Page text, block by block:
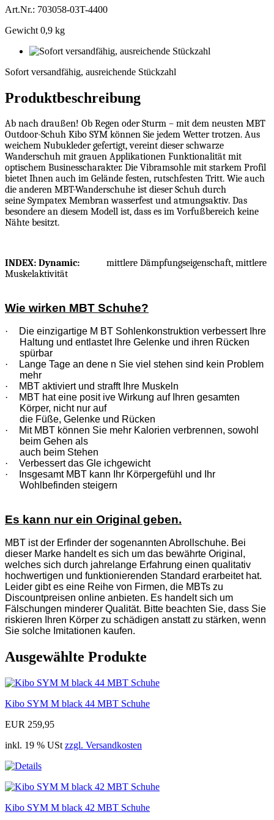
Art.Nr.: 703058-03T-4400
Gewicht 0,9 kg
Sofort versandfähig, ausreichende Stückzahl
Produktbeschreibung
Ab nach draußen! Ob Regen oder Sturm – mit dem neusten MBT
Outdoor-Schuh Kibo SYM können Sie jedem Wetter trotzen. Aus
weichem Nubukleder gefertigt, vereint dieser schwarze
Wanderschuh mit grauen Applikationen Funktionalität mit
optischem Businesscharakter. Die Vibramsohle mit starkem Profil
bietet Ihnen auch im Gelände festen, rutschfesten Tritt. Wie auch
die anderen MBT-Wanderschuhe ist dieser Schuh durch
seine Sympatex Membran wasserfest und atmungsaktiv. Das
besondere an diesem Modell ist, dass es im Vorfußbereich keine
Nähte besitzt.
INDEX: Dynamic:
mittlere Dämpfungseigenschaft, mittlere
Muskelaktivität
Wie wirken MBT Schuhe?
·
Die einzigartige M BT Sohlenkonstruktion verbessert Ihre
Haltung und entlastet Ihre Gelenke und ihren Rücken
spürbar
·
Lange Tage an dene n Sie viel stehen sind kein Problem
mehr
·
MBT aktiviert und strafft Ihre Muskeln
·
MBT hat eine posit ive Wirkung auf Ihren gesamten
Körper, nicht nur auf
die Füße, Gelenke und Rücken
·
Mit MBT können Sie mehr Kalorien verbrennen, sowohl
beim Gehen als
auch beim Stehen
·
Verbessert das Gle ichgewicht
·
Insgesamt MBT kann Ihr Körpergefühl und Ihr
Wohlbefinden steigern
Es kann nur ein Original geben.
MBT ist der Erfinder der sogenannten Abrollschuhe. Bei
dieser Marke handelt es sich um das bewährte Original,
welches sich durch jahrelange Erfahrung einen qualitativ
hochwertigen und funktionierenden Standard erarbeitet hat.
Leider gibt es eine Reihe von Firmen, die MBTs zu
Discountpreisen online anbieten. Es handelt sich um
Fälschungen minderer Qualität. Bitte beachten Sie, dass Sie
riskieren Ihren Körper zu schädigen anstatt zu stärken, wenn
Sie solche Imitationen kaufen.
Ausgewählte Produkte
Kibo SYM M black 44 MBT Schuhe
EUR 259,95
inkl. 19 % USt zzgl. Versandkosten
Kibo SYM M black 42 MBT Schuhe